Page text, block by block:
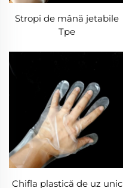
Stropi de mână jetabile
Tpe
Chifla plastică de uz unic